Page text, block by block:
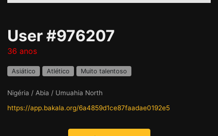
User #976207
36 anos
Asiático Atlético Muito talentoso
Nigéria / Abia / Umuahia North
https://app.bakala.org/6a4859d1ce87faadae0192e5